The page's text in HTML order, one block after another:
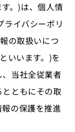
。)は、個人情
ライバシーポリ
の取扱いにつ
いいます。)を
当社全従業者
ともにその取
の保護を推進